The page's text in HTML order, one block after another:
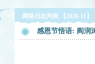
网络日志列表 【2020-11】
感恩节悟语: 阎润